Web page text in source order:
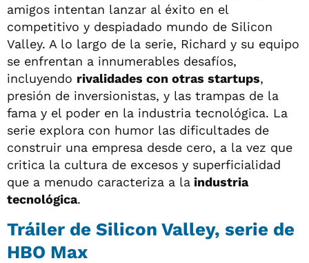
amigos intentan lanzar al éxito en el
competitivo y despiadado mundo de Silicon
Valley. A lo largo de la serie, Richard y su equipo
se enfrentan a innumerables desafíos,
incluyendo rivalidades con otras startups,
presión de inversionistas, y las trampas de la
fama y el poder en la industria tecnológica. La
serie explora con humor las dificultades de
construir una empresa desde cero, a la vez que
critica la cultura de excesos y superficialidad
que a menudo caracteriza a la industria
tecnológica.
Tráiler de Silicon Valley, serie de
HBO Max